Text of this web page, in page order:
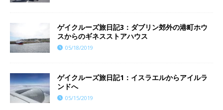
ゲイクルーズ旅日記3：ダブリン郊外の港町ホウ
スからのギネスストアハウス
05/18/2019
ゲイクルーズ旅日記1：イスラエルからアイルラ
ンドへ
05/15/2019